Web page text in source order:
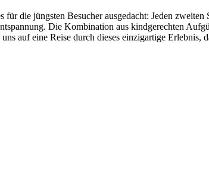
für die jüngsten Besucher ausgedacht: Jeden
Die Kombination aus kindgerechten
auf eine Reise durch dieses einzigartige Erlebnis,